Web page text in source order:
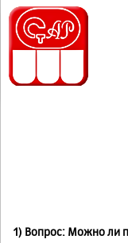
1) Вопрос: Можно ли